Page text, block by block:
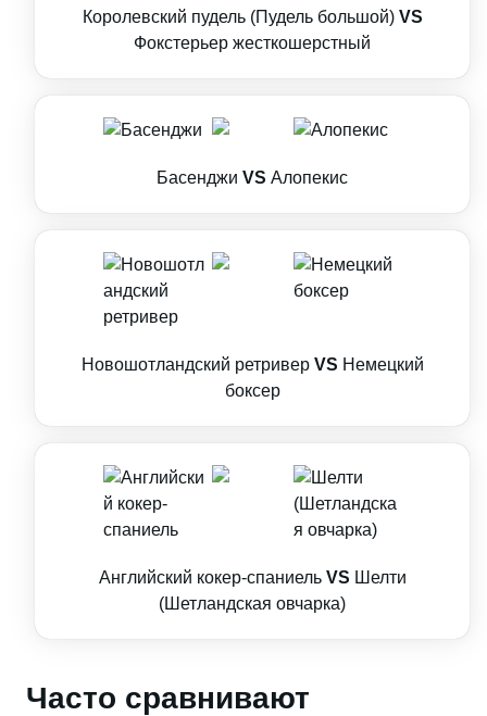
Королевский пудель (Пудель большой) VS
Фокстерьер жесткошерстный
Басенджи VS Алопекис
Новошотландский ретривер VS Немецкий
боксер
Английский кокер-спаниель VS Шелти
(Шетландская овчарка)
Часто сравнивают